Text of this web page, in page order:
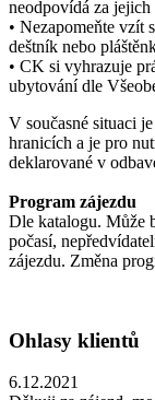
neodpovídá za
• Nezapomeňte vzít
deštník nebo
• CK si vyhrazuje
ubytování dle
V současné situaci
hranicích a je pro
deklarované v
Program zájezdu
Dle katalogu. Může
počasí,
zájezdu. Změna
Ohlasy klientů
6.12.2021